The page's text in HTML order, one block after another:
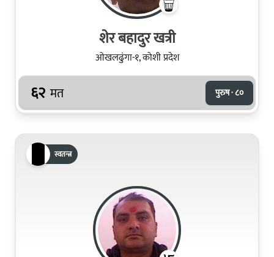
शेर बहादुर खत्री
ओखलढुंगा-१, कोशी प्रदेश
६२ मत पुरुष · ८०
स्वतन्त्र